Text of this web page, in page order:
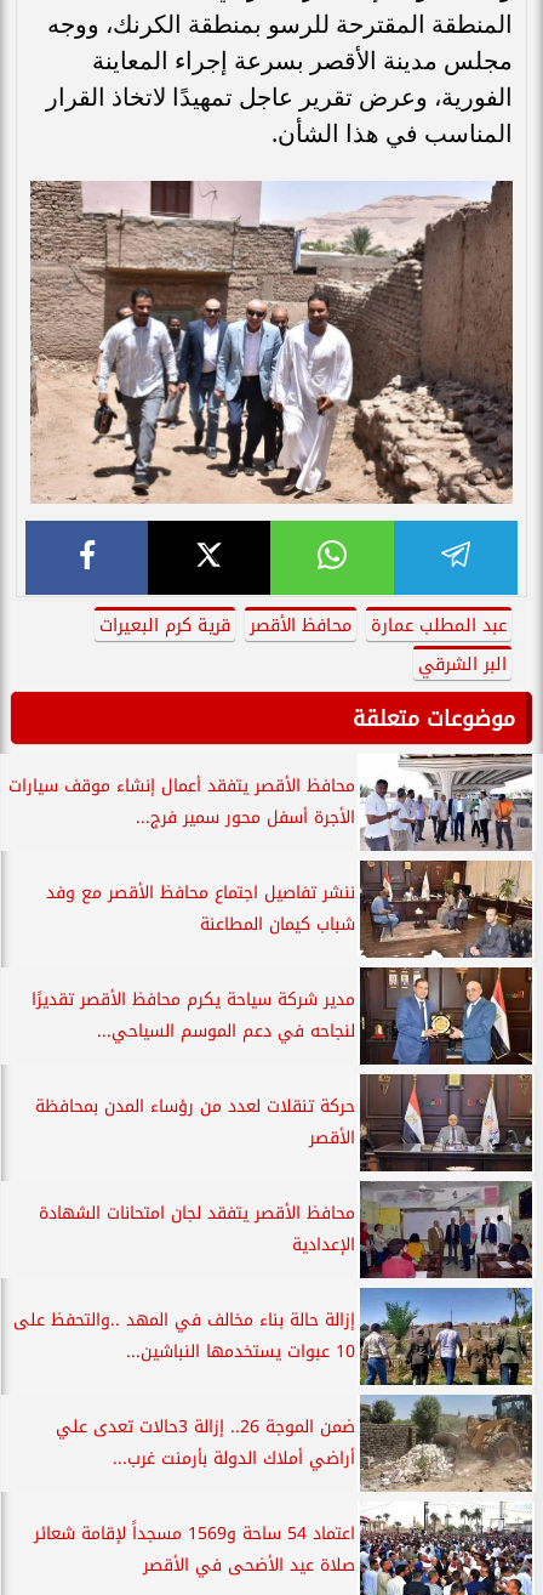
المنطقة المقترحة للرسو بمنطقة الكرنك، ووجه
مجلس مدينة الأقصر بسرعة إجراء المعاينة
الفورية، وعرض تقرير عاجل تمهيدًا لاتخاذ القرار
المناسب في هذا الشأن.
عبد المطلب عمارة محافظ الأقصر
قرية كرم البعيرات
البر الشرقي
موضوعات متعلقة
محافظ الأقصر يتفقد أعمال إنشاء موقف سيارات
الأجرة أسفل محور سمير فرج...
ننشر تفاصيل اجتماع محافظ الأقصر مع وفد
شباب كيمان المطاعنة
مدير شركة سياحة يكرم محافظ الأقصر تقديرًا
لنجاحه في دعم الموسم السياحي...
حركة تنقلات لعدد من رؤساء المدن بمحافظة
الأقصر
محافظ الأقصر يتفقد لجان امتحانات الشهادة
الإعدادية
إزالة حالة بناء مخالف في المهد ..والتحفظ على
10 عبوات يستخدمها النباشين...
ضمن الموجة 26.. إزالة 3حالات تعدى علي
أراضي أملاك الدولة بأرمنت غرب...
اعتماد 54 ساحة و1569 مسجداً لإقامة شعائر
صلاة عيد الأضحى في الأقصر